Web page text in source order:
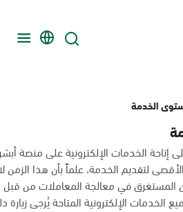
الخدمة
إتاحة الخدمات الإلكترونية على منصة
الأقصى لتقديم الخدمة، علماً بأن هذا
المستغرق في معالجة المعاملات من
الإلكترونية المتاحة يُرجى زيارة